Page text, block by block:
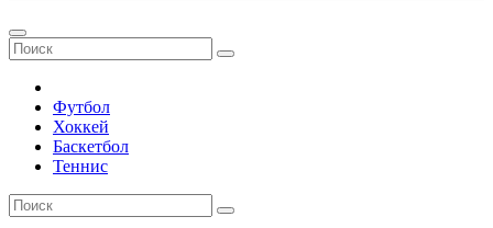
Футбол
Хоккей
Баскетбол
Теннис